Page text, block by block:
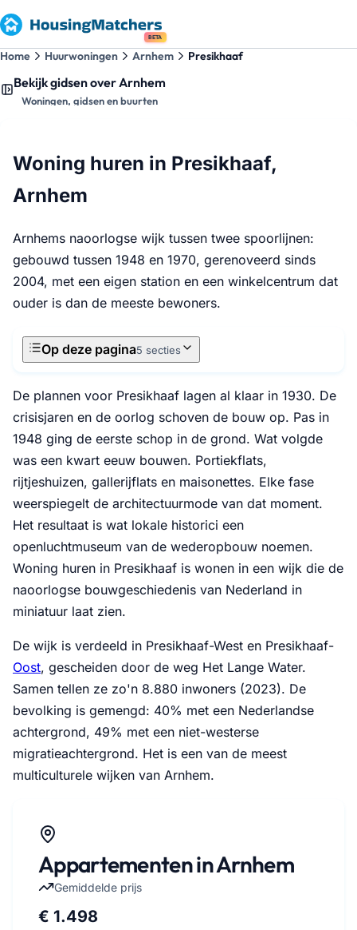
BETA
Home Huurwoningen Arnhem Presikhaaf
Bekijk gidsen over Arnhem
Woningen, gidsen en buurten
Woning huren in Presikhaaf,
Arnhem
Arnhems naoorlogse wijk tussen twee spoorlijnen:
gebouwd tussen 1948 en 1970, gerenoveerd sinds
2004, met een eigen station en een winkelcentrum dat
ouder is dan de meeste bewoners.
Op deze pagina5 secties
De plannen voor Presikhaaf lagen al klaar in 1930. De
crisisjaren en de oorlog schoven de bouw op. Pas in
1948 ging de eerste schop in de grond. Wat volgde
was een kwart eeuw bouwen. Portiekflats,
rijtjeshuizen, gallerijflats en maisonettes. Elke fase
weerspiegelt de architectuurmode van dat moment.
Het resultaat is wat lokale historici een
openluchtmuseum van de wederopbouw noemen.
Woning huren in Presikhaaf is wonen in een wijk die de
naoorlogse bouwgeschiedenis van Nederland in
miniatuur laat zien.
De wijk is verdeeld in Presikhaaf-West en Presikhaaf-
Oost, gescheiden door de weg Het Lange Water.
Samen tellen ze zo'n 8.880 inwoners (2023). De
bevolking is gemengd: 40% met een Nederlandse
achtergrond, 49% met een niet-westerse
migratieachtergrond. Het is een van de meest
multiculturele wijken van Arnhem.
Appartementen in Arnhem
Gemiddelde prijs
€ 1.498